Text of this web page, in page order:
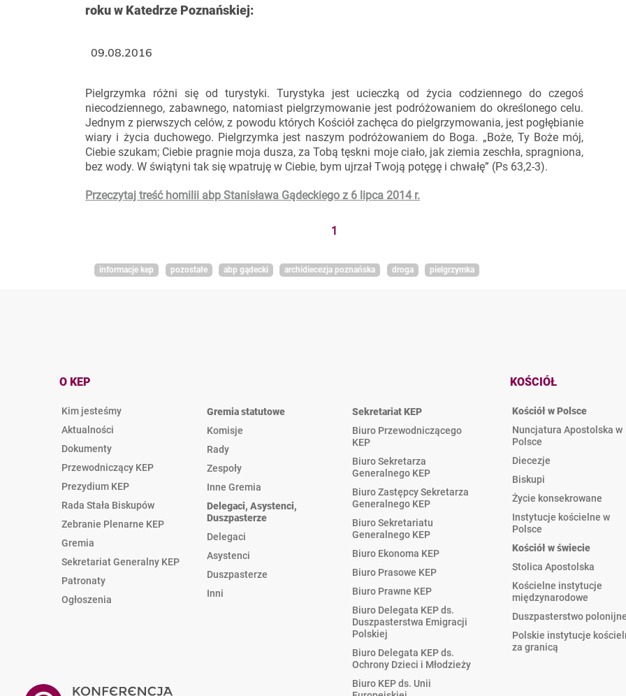
roku w Katedrze Poznańskiej:
Pielgrzymka różni się od turystyki. Turystyka jest ucieczką od życia codziennego do czegoś
niecodziennego, zabawnego, natomiast pielgrzymowanie jest podróżowaniem do określonego celu.
Jednym z pierwszych celów, z powodu których Kościół zachęca do pielgrzymowania, jest pogłębianie
wiary i życia duchowego. Pielgrzymka jest naszym podróżowaniem do Boga. „Boże, Ty Boże mój,
Ciebie szukam; Ciebie pragnie moja dusza, za Tobą tęskni moje ciało, jak ziemia zeschła, spragniona,
bez wody. W świątyni tak się wpatruję w Ciebie, bym ujrzał Twoją potęgę i chwałę” (Ps 63,2-3).
Przeczytaj treść homilii abp Stanisława Gądeckiego z 6 lipca 2014 r.
1
09.08.2016
informacje kep pozostałe abp gądecki archidiecezja poznańska droga pielgrzymka
O KEP
Kim jesteśmy
Aktualności
Dokumenty
Przewodniczący KEP
Prezydium KEP
Rada Stała Biskupów
Zebranie Plenarne KEP
Gremia
Sekretariat Generalny KEP
Patronaty
Ogłoszenia
Gremia statutowe
Komisje
Rady
Zespoły
Inne Gremia
Delegaci, Asystenci,
Duszpasterze
Delegaci
Asystenci
Duszpasterze
Inni
Sekretariat KEP
Biuro Przewodniczącego
KEP
Biuro Sekretarza
Generalnego KEP
Biuro Zastępcy Sekretarza
Generalnego KEP
Biuro Sekretariatu
Generalnego KEP
Biuro Ekonoma KEP
Biuro Prasowe KEP
Biuro Prawne KEP
Biuro Delegata KEP ds.
Duszpasterstwa Emigracji
Polskiej
Biuro Delegata KEP ds.
Ochrony Dzieci i Młodzieży
Biuro KEP ds. Unii
KOŚCIÓŁ
Kościół w Polsce
Nuncjatura Apostolska w
Polsce
Diecezje
Biskupi
Życie konsekrowane
Instytucje kościelne w
Polsce
Kościół w świecie
Stolica Apostolska
Kościelne instytucje
międzynarodowe
Duszpasterstwo polonijne
Polskie instytucje
za granicą